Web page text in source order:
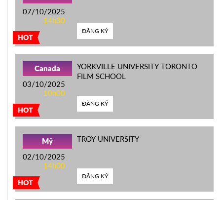
HOT
07/10/2025
14h30
ĐĂNG KÝ
HOT
Canada
03/10/2025
10h00
YORKVILLE UNIVERSITY TORONTO
FILM SCHOOL
ĐĂNG KÝ
HOT
Mỹ
02/10/2025
14h00
TROY UNIVERSITY
ĐĂNG KÝ